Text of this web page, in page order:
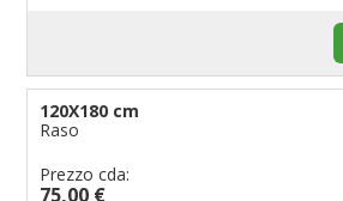
120X180 cm
Raso
Prezzo cda:
75,00 €